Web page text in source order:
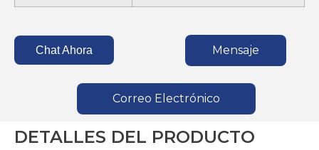
Chat Ahora Mensaje
Correo Electrónico
DETALLES DEL PRODUCTO